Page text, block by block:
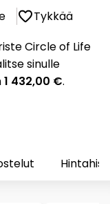
Tykkää
Circle of Life
sinulle
1 432,00 €.